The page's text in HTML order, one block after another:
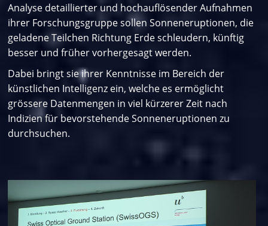
Analyse detaillierter und hochauflösender Aufnahmen
ihrer Forschungsgruppe sollen Sonneneruptionen, die
geladene Teilchen Richtung Erde schleudern, künftig
besser und früher vorhergesagt werden.
Dabei bringt sie ihrer Kenntnisse im Bereich der
künstlichen Intelligenz ein, welche es ermöglicht
grössere Datenmengen in viel kürzerer Zeit nach
Indizien für bevorstehende Sonneneruptionen zu
durchsuchen.